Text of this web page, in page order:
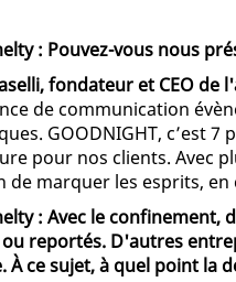
: Pouvez-vous nous
fondateur et CEO de
de communication
GOODNIGHT, c’est
pour nos clients. Avec
de marquer les esprits,
: Avec le confinement,
reportés. D'autres
À ce sujet, à quel point la